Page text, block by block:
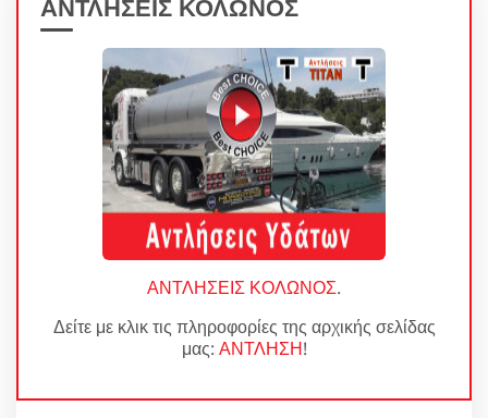
ΑΝΤΛΗΣΕΙΣ ΚΟΛΩΝΟΣ.
Δείτε με κλικ τις πληροφορίες της αρχικής σελίδας
μας: ΑΝΤΛΗΣΗ!